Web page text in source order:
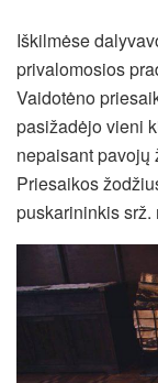
Iškilmėse
privalomosios
Vaidotėno
pasižadėjo vieni
nepaisant pavojų
Priesaikos
puskarininkis